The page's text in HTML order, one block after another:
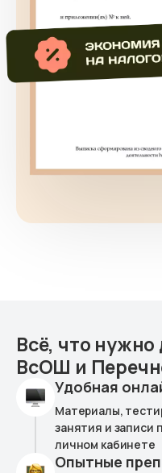
Всё, что
ВсОШ и
Удобная
Материалы,
занятия и записи
личном кабинете
Опытные